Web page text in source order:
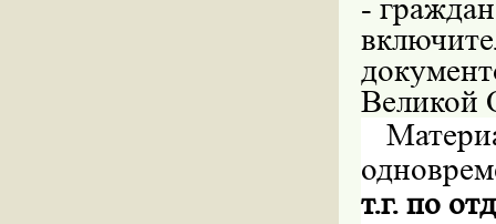
-
Великой
т.г. по